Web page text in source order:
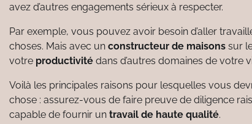
avez d’autres engagements sérieux à respecter.
Par exemple, vous pouvez avoir besoin d’aller
choses. Mais avec un constructeur de maisons sur
votre productivité dans d’autres domaines de votre
Voilà les principales raisons pour lesquelles vous
chose : assurez-vous de faire preuve de diligence
capable de fournir un travail de haute qualité.